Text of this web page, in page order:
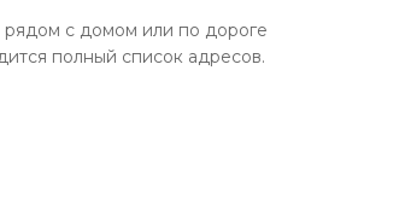
рядом с домом или по дороге
полный список адресов.